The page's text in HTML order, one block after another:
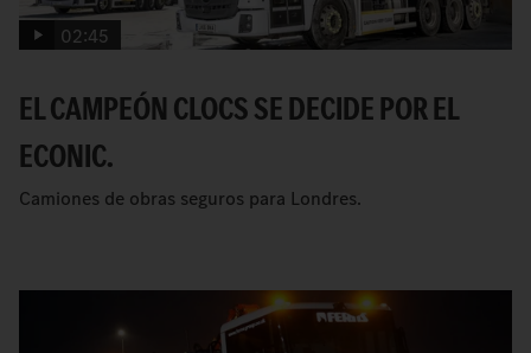
02:45
EL CAMPEÓN CLOCS SE DECIDE POR EL
ECONIC.
Camiones de obras seguros para Londres.